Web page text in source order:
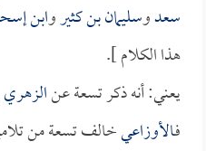
سعدوسليمان بن كثيروابن
هذا الكلام ].
يعني: أنه ذكر تسعة عنالزهري
فـالأوزاعيخالف تسعة من